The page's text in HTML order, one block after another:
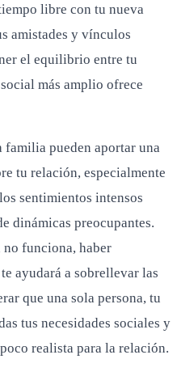
libre con tu nueva
amistades y vínculos
el equilibrio entre tu
más amplio ofrece
pueden aportar una
tu relación, especialmente
sentimientos intensos
dinámicas preocupantes.
funciona, haber
ayudará a sobrellevar las
que una sola persona, tu
tus necesidades sociales y
realista para la relación.